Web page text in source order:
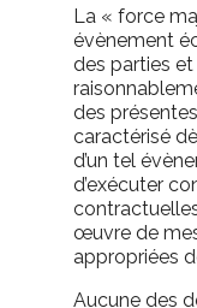
La « force
évènement
des parties et
des
caractérisé
d’un tel
d’exécuter
œuvre de
appropriées
Aucune des